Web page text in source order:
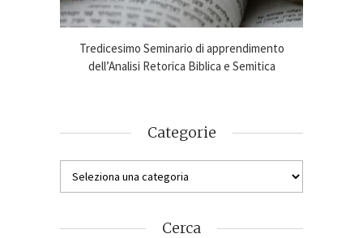
Tredicesimo Seminario di apprendimento
dell’Analisi Retorica Biblica e Semitica
Categorie
Cerca